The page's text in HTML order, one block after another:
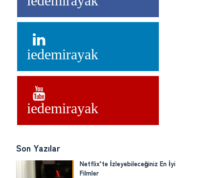
iedemirayak
iedemirayak
Son Yazılar
Netflix’te İzleyebileceğiniz En İyi
Filmler